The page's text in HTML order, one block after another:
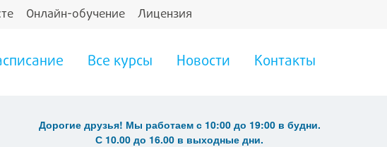
Онлайн-обучение Лицензия
Все курсы Новости Контакты
Дорогие друзья! Мы работаем с 10:00 до 19:00 в будни.
С 10.00 до 16.00 в выходные дни.